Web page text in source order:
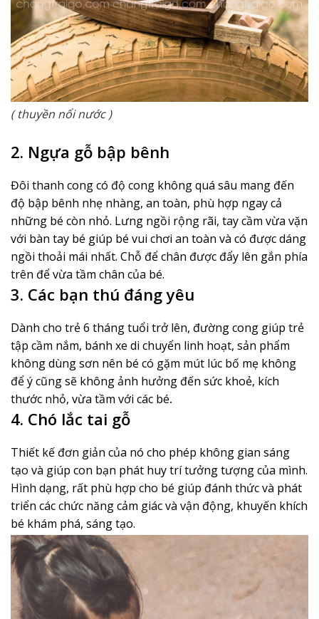
( thuyền nổi nước )
2. Ngựa gỗ bập bênh
Đôi thanh cong có độ cong không quá sâu mang đến
độ bập bênh nhẹ nhàng, an toàn, phù hợp ngay cả
những bé còn nhỏ. Lưng ngồi rộng rãi, tay cầm vừa vặn
với bàn tay bé giúp bé vui chơi an toàn và có được dáng
ngồi thoải mái nhất. Chỗ để chân được đẩy lên gắn phía
trên để vừa tầm chân của bé.
3. Các bạn thú đáng yêu
Dành cho trẻ 6 tháng tuổi trở lên, đường cong giúp trẻ
tập cầm nắm, bánh xe di chuyển linh hoạt, sản phẩm
không dùng sơn nên bé có gặm mút lúc bố mẹ không
để ý cũng sẽ không ảnh hưởng đến sức khoẻ, kích
thước nhỏ, vừa tầm với các bé.
4. Chó lắc tai gỗ
Thiết kế đơn giản của nó cho phép không gian sáng
tạo và giúp con bạn phát huy trí tưởng tượng của mình.
Hình dạng, rất phù hợp cho bé giúp đánh thức và phát
triển các chức năng cảm giác và vận động, khuyến khích
bé khám phá, sáng tạo.